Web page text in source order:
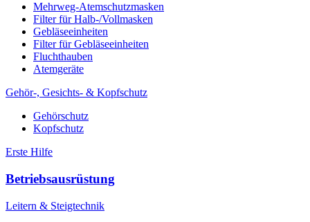
Mehrweg-Atemschutzmasken
Filter für Halb-/Vollmasken
Gebläseeinheiten
Filter für Gebläseeinheiten
Fluchthauben
Atemgeräte
Gehör-, Gesichts- & Kopfschutz
Gehörschutz
Kopfschutz
Erste Hilfe
Betriebsausrüstung
Leitern & Steigtechnik